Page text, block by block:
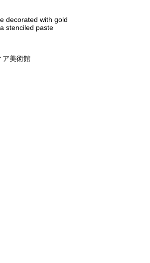
decorated with gold
stenciled paste
ア美術館